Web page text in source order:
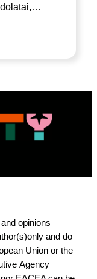
opinions
and do
Union or the
Agency